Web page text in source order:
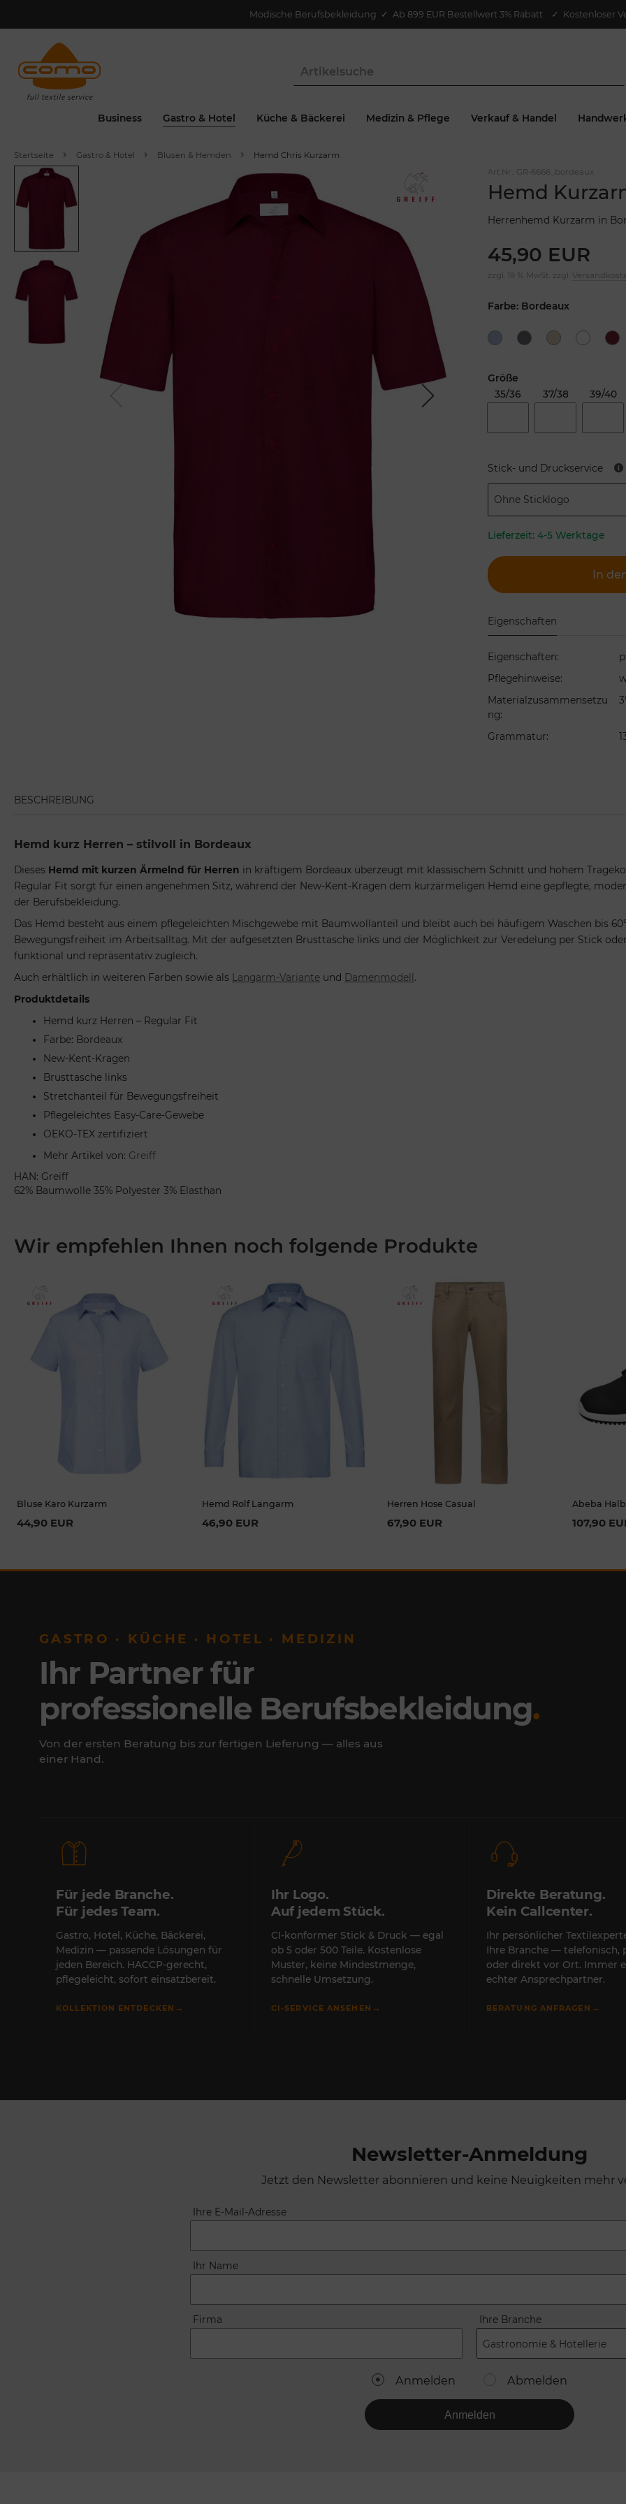
Modische Berufsbekleidung ✓ Ab 899 EUR Bestellwert 3% Rabatt ✓ Kostenloser
Business Gastro & Hotel Küche & Bäckerei Medizin & Pflege Verkauf & Handel
Startseite Gastro & Hotel Blusen & Hemden Hemd Chris Kurzarm
Next
Art.Nr.: GR-6666_bordeaux
Hemd
Herrenhemd Kurzarm in
45,90 EUR
zzgl. 19 % MwSt. zzgl.
Farbe: Bordeaux
Größe
35/36
37/38 39/40
Stick- und Druckservice
Ohne Sticklogo
Lieferzeit:4-5 Werktage
In
Eigenschaften
Eigenschaften:
Pflegehinweise:
Materialzusammensetzu
ng:
Grammatur:
BESCHREIBUNG
Hemd kurz Herren – stilvoll in Bordeaux
Dieses Hemd mit kurzen Ärmelnd für Herren in kräftigem Bordeaux überzeugt mit klassischem Schnitt und hohem
Regular Fit sorgt für einen angenehmen Sitz, während der New-Kent-Kragen dem kurzärmeligen Hemd eine gepflegte,
der Berufsbekleidung.
Das Hemd besteht aus einem pflegeleichten Mischgewebe mit Baumwollanteil und bleibt auch bei häufigem Waschen bis
Bewegungsfreiheit im Arbeitsalltag. Mit der aufgesetzten Brusttasche links und der Möglichkeit zur Veredelung per Stick
funktional und repräsentativ zugleich.
Auch erhältlich in weiteren Farben sowie als
Langarm-Variante und Damenmodell .
Produktdetails
Hemd kurz Herren – Regular Fit
Farbe: Bordeaux
New-Kent-Kragen
Brusttasche links
Stretchanteil für Bewegungsfreiheit
Pflegeleichtes Easy-Care-Gewebe
OEKO-TEX zertifiziert
Mehr Artikel von: Greiff
HAN: Greiff
62% Baumwolle 35% Polyester 3% Elasthan
Wir empfehlen Ihnen noch folgende Produkte
Bluse Karo Kurzarm
44,90 EUR
Hemd Rolf Langarm
46,90 EUR
Herren Hose Casual
67,90 EUR
Abeba
107,90
GASTRO · KÜCHE · HOTEL · MEDIZIN
Ihr Partner für
professionelle Berufsbekleidung.
Von der ersten Beratung bis zur fertigen Lieferung — alles aus
einer Hand.
Für jede Branche.
Für jedes Team.
Gastro, Hotel, Küche, Bäckerei,
Medizin — passende Lösungen für
jeden Bereich. HACCP-gerecht,
pflegeleicht, sofort einsatzbereit.
KOLLEKTION ENTDECKEN →
Ihr Logo.
Auf jedem Stück.
CI-konformer Stick & Druck — egal
ob 5 oder 500 Teile. Kostenlose
Muster, keine Mindestmenge,
schnelle Umsetzung.
CI-SERVICE ANSEHEN →
Direkte Beratung.
Kein Callcenter.
Ihr persönlicher
Ihre Branche — telefonisch,
oder direkt vor Ort. Immer
echter Ansprechpartner.
BERATUNG ANFRAGEN →
Newsletter-Anmeldung
Jetzt den Newsletter abonnieren und keine Neuigkeiten mehr
Ihre E-Mail-Adresse
Ihr Name
Firma Ihre Branche
Gastronomie & Hotellerie
Anmelden Abmelden
Anmelden